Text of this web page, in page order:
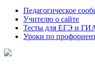
Педагогическое
Учителю о сайте
Тесты для ЕГЭ и
Уроки по